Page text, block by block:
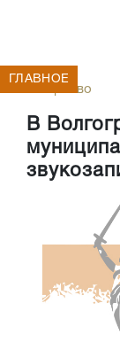
Общество
В
ГЛАВНОЕ